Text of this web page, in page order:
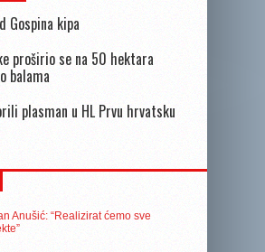
Gospina kipa
proširio se na 50 hektara
balama
plasman u HL Prvu hrvatsku
Anušić: “Realizirat ćemo sve